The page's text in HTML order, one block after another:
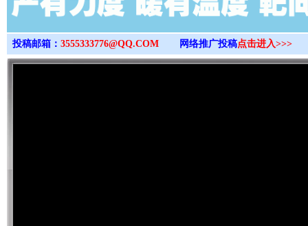
投稿邮箱： 3555333776@QQ.COM 网络推广投稿点击进入>>>